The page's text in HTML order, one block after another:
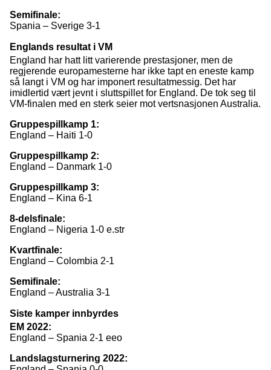
Semifinale:
Spania – Sverige 3-1
Englands resultat i VM
England har hatt litt varierende prestasjoner, men de
regjerende europamesterne har ikke tapt en eneste kamp
så langt i VM og har imponert resultatmessig. Det har
imidlertid vært jevnt i sluttspillet for England. De tok seg til
VM-finalen med en sterk seier mot vertsnasjonen Australia.
Gruppespillkamp 1:
England – Haiti 1-0
Gruppespillkamp 2:
England – Danmark 1-0
Gruppespillkamp 3:
England – Kina 6-1
8-delsfinale:
England – Nigeria 1-0 e.str
Kvartfinale:
England – Colombia 2-1
Semifinale:
England – Australia 3-1
Siste kamper innbyrdes
EM 2022:
England – Spania 2-1 eeo
Landslagsturnering 2022: